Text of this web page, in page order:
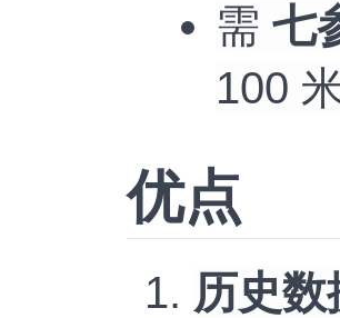
需 七
100
优点
历史